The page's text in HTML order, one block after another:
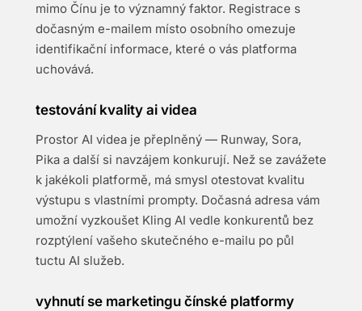
mimo Čínu je to významný faktor. Registrace s
dočasným e-mailem místo osobního omezuje
identifikační informace, které o vás platforma
uchovává.
testování kvality ai videa
Prostor AI videa je přeplněný — Runway, Sora,
Pika a další si navzájem konkurují. Než se zavážete
k jakékoli platformě, má smysl otestovat kvalitu
výstupu s vlastními prompty. Dočasná adresa vám
umožní vyzkoušet Kling AI vedle konkurentů bez
rozptýlení vašeho skutečného e-mailu po půl
tuctu AI služeb.
vyhnutí se marketingu čínské platformy